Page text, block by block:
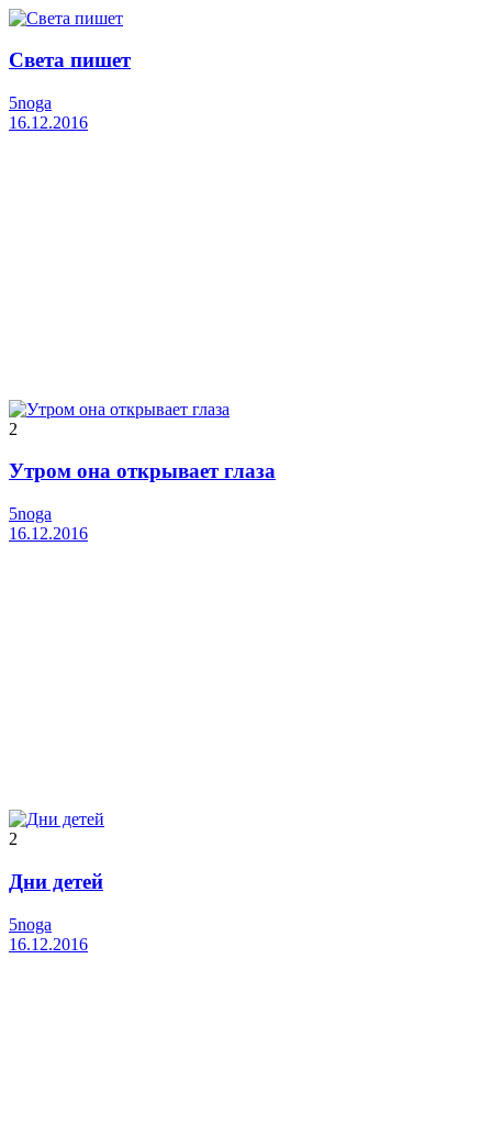
Света пишет
5noga
16.12.2016
2
Утром она открывает глаза
5noga
16.12.2016
2
Дни детей
5noga
16.12.2016